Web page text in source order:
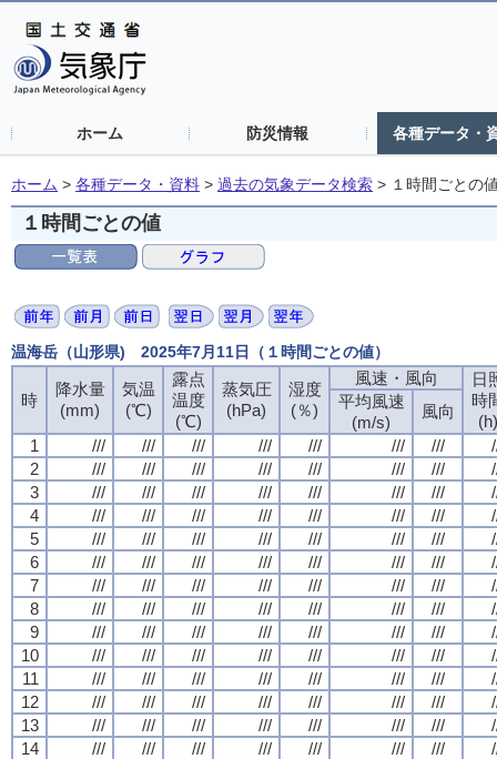
ホーム 防災情報 各種データ・
ホーム > 各種データ・資料 > 過去の気象データ検索 > １時間ごとの
１時間ごとの値
温海岳（山形県) 2025年7月11日（１時間ごとの値）
時
降水量
(mm)
気温
(℃)
露点
温度
(℃)
蒸気圧
(hPa)
湿度
(％)
風速・風向
日
時
(h)
平均風速
(m/s)
風向
1
/// /// /// /// /// /// ///
2
/// /// /// /// /// /// ///
3
/// /// /// /// /// /// ///
4
/// /// /// /// /// /// ///
5
/// /// /// /// /// /// ///
6
/// /// /// /// /// /// ///
7
/// /// /// /// /// /// ///
8
/// /// /// /// /// /// ///
9
/// /// /// /// /// /// ///
10
/// /// /// /// /// /// ///
11
/// /// /// /// /// /// ///
12
/// /// /// /// /// /// ///
13
/// /// /// /// /// /// ///
14
/// /// /// /// /// /// ///